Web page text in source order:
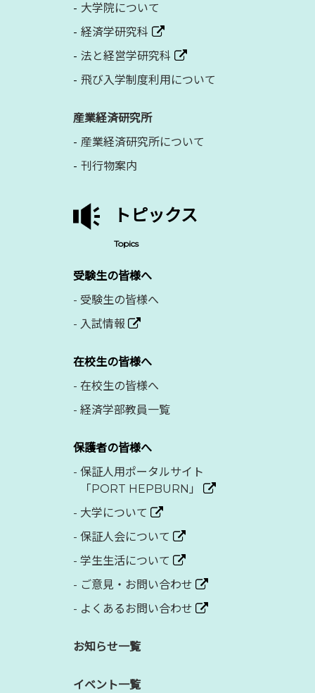
大学院について
経済学研究科
法と経営学研究科
飛び入学制度利用について
産業経済研究所
産業経済研究所について
刊行物案内
トピックス
Topics
受験生の皆様へ
- 受験生の皆様へ
- 入試情報
在校生の皆様へ
- 在校生の皆様へ
- 経済学部教員一覧
保護者の皆様へ
- 保証人用ポータルサイト
「PORT HEPBURN」
- 大学について
- 保証人会について
- 学生生活について
- ご意見・お問い合わせ
- よくあるお問い合わせ
お知らせ一覧
イベント一覧